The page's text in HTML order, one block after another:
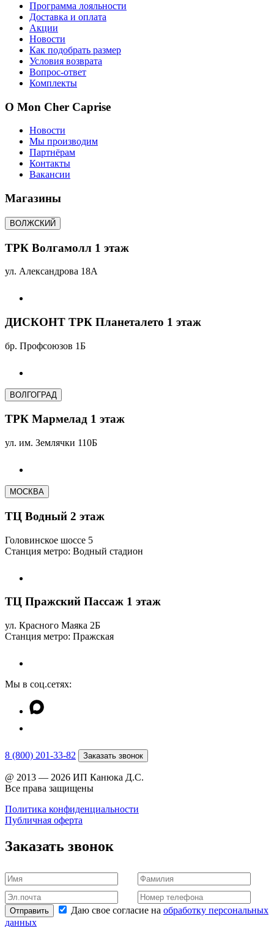
Программа лояльности
Доставка и оплата
Акции
Новости
Как подобрать размер
Условия возврата
Вопрос-ответ
Комплекты
О Mon Cher Caprise
Новости
Мы производим
Партнёрам
Контакты
Вакансии
Магазины
ВОЛЖСКИЙ
ТРК Волгамолл 1 этаж
ул. Александрова 18А
ДИСКОНТ ТРК Планеталето 1 этаж
бр. Профсоюзов 1Б
ВОЛГОГРАД
ТРК Мармелад 1 этаж
ул. им. Землячки 110Б
МОСКВА
ТЦ Водный 2 этаж
Головинское шоссе 5
Станция метро: Водный стадион
ТЦ Пражский Пассаж 1 этаж
ул. Красного Маяка 2Б
Станция метро: Пражская
Мы в соц.сетях:
8 (800) 201-33-82 Заказать звонок
@ 2013 — 2026 ИП Канюка Д.С.
Все права защищены
Политика конфиденциальности
Публичная оферта
Заказать звонок
Отправить Даю свое согласие на обработку персональных
данных